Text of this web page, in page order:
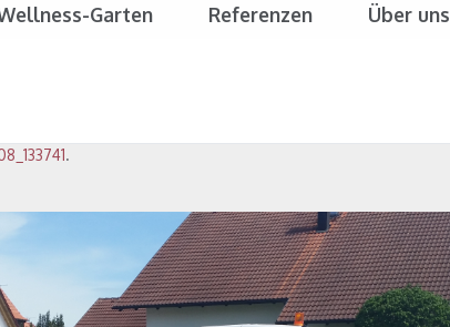
Garten Referenzen Über uns
.